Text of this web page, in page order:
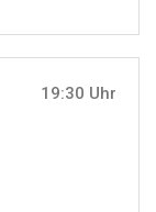
19:30 Uhr